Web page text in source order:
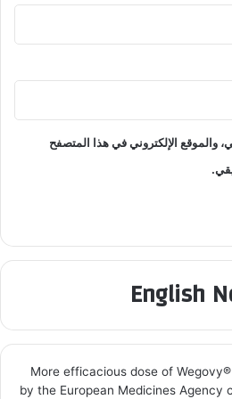
والموقع الإلكتروني في هذا المتصفح
English
More efficacious dose of
by the European Medicines Agency